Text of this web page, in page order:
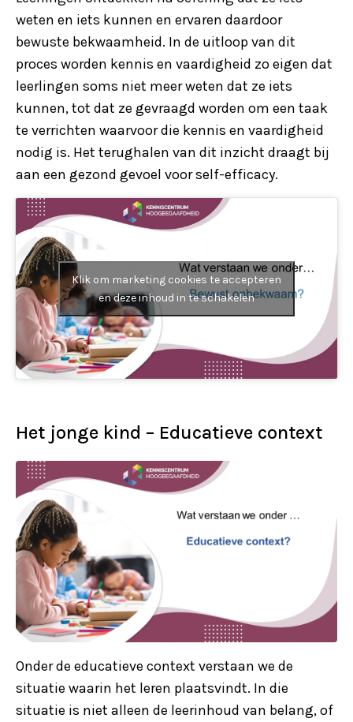
weten en iets kunnen en ervaren daardoor
bewuste bekwaamheid. In de uitloop van dit
proces worden kennis en vaardigheid zo eigen dat
leerlingen soms niet meer weten dat ze iets
kunnen, tot dat ze gevraagd worden om een taak
te verrichten waarvoor die kennis en vaardigheid
nodig is. Het terughalen van dit inzicht draagt bij
aan een gezond gevoel voor self-efficacy.
Klik om marketing cookies te accepteren
en deze inhoud in te schakelen
Het jonge kind – Educatieve context
Onder de educatieve context verstaan we de
situatie waarin het leren plaatsvindt. In die
situatie is niet alleen de leerinhoud van belang, of